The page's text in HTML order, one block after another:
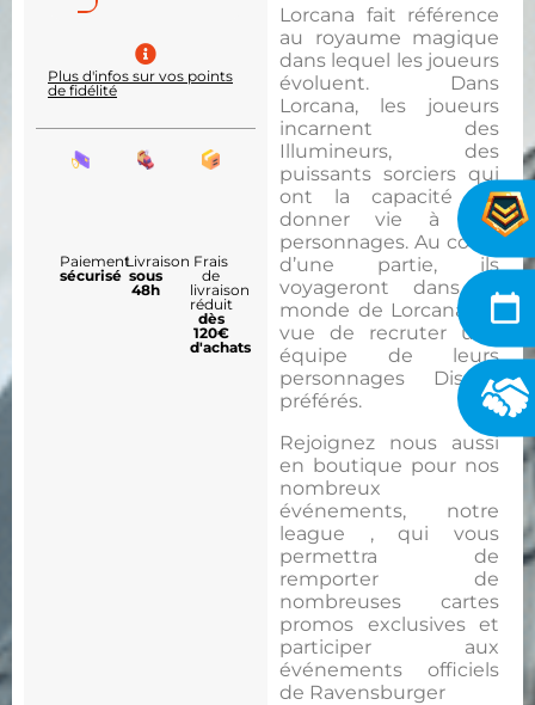
Lorcana fait référence
au royaume magique
dans lequel les joueurs
évoluent. Dans
Lorcana, les joueurs
incarnent des
Illumineurs, des
puissants sorciers qui
ont la capacité de
donner vie à des
personnages. Au cours
d’une partie, ils
voyageront dans le
monde de Lorcana en
vue de recruter une
équipe de leurs
personnages Disney
préférés.
Rejoignez nous aussi
en boutique pour nos
nombreux
événements, notre
league , qui vous
permettra de
remporter de
nombreuses cartes
promos exclusives et
participer aux
événements officiels
de Ravensburger
Plus d'infos sur vos points
de fidélité
Paiement
sécurisé
Livraison
sous
48h
Frais
de
livraison
réduit
dès
120€
d'achats